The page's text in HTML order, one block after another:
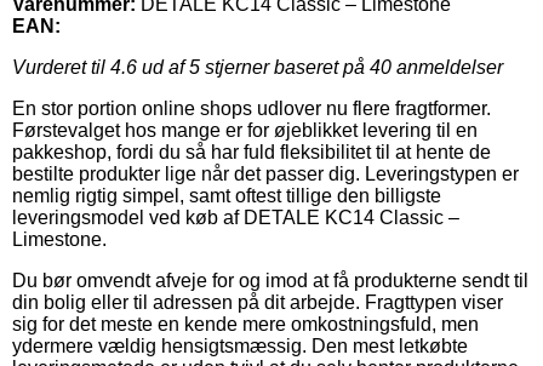
Varenummer: DETALE KC14 Classic – Limestone
EAN:
Vurderet til 4.6 ud af 5 stjerner baseret på 40 anmeldelser
En stor portion online shops udlover nu flere fragtformer.
Førstevalget hos mange er for øjeblikket levering til en
pakkeshop, fordi du så har fuld fleksibilitet til at hente de
bestilte produkter lige når det passer dig. Leveringstypen er
nemlig rigtig simpel, samt oftest tillige den billigste
leveringsmodel ved køb af DETALE KC14 Classic –
Limestone.
Du bør omvendt afveje for og imod at få produkterne sendt til
din bolig eller til adressen på dit arbejde. Fragttypen viser
sig for det meste en kende mere omkostningsfuld, men
ydermere vældig hensigtsmæssig. Den mest letkøbte